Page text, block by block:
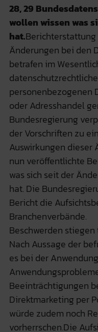
28, 29
wollen wissen was
hat.
Änderungen bei den
betrafen im
personenbezogenen
oder Adresshandel
Bundesregierung
der Vorschriften zu
Auswirkungen dieser
nun veröffentlichte
was sich seit der
hat. Die
Bericht die
Branchenverbände.
Beschwerden
Nach Aussage der
es bei der
Beeinträchtigungen
Direktmarketing per
würde zudem noch
vorherrschen.Die